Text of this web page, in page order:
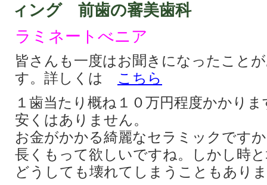
ィング 前歯の審美歯科
ラミネートべニア
皆さんも一度はお聞きになったこと
す。詳しくは こちら
１歯当たり概ね１０万円程度かかり
安くはありません。
お金がかかる綺麗なセラミックです
長くもって欲しいですね。しかし時
どうしても壊れてしまうこともあり